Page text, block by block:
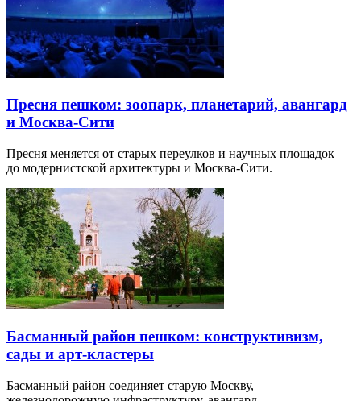
Пресня пешком: зоопарк, планетарий, авангард
и Москва-Сити
Пресня меняется от старых переулков и научных площадок
до модернистской архитектуры и Москва-Сити.
Басманный район пешком: конструктивизм,
сады и арт-кластеры
Басманный район соединяет старую Москву,